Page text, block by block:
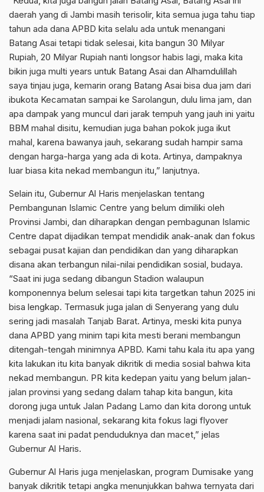
daerah yang di Jambi masih terisolir, kita semua juga tahu tiap
tahun ada dana APBD kita selalu ada untuk menangani
Batang Asai tetapi tidak selesai, kita bangun 30 Milyar
Rupiah, 20 Milyar Rupiah nanti longsor habis lagi, maka kita
bikin juga multi years untuk Batang Asai dan Alhamdulillah
saya tinjau juga, kemarin orang Batang Asai bisa dua jam dari
ibukota Kecamatan sampai ke Sarolangun, dulu lima jam, dan
apa dampak yang muncul dari jarak tempuh yang jauh ini yaitu
BBM mahal disitu, kemudian juga bahan pokok juga ikut
mahal, karena bawanya jauh, sekarang sudah hampir sama
dengan harga-harga yang ada di kota. Artinya, dampaknya
luar biasa kita nekad membangun itu,” lanjutnya.
Selain itu, Gubernur Al Haris menjelaskan tentang
Pembangunan Islamic Centre yang belum dimiliki oleh
Provinsi Jambi, dan diharapkan dengan pembagunan Islamic
Centre dapat dijadikan tempat mendidik anak-anak dan fokus
sebagai pusat kajian dan pendidikan dan yang diharapkan
disana akan terbangun nilai-nilai pendidikan sosial, budaya.
“Saat ini juga sedang dibangun Stadion walaupun
komponennya belum selesai tapi kita targetkan tahun 2025 ini
bisa lengkap. Termasuk juga jalan di Senyerang yang dulu
sering jadi masalah Tanjab Barat. Artinya, meski kita punya
dana APBD yang minim tapi kita mesti berani membangun
ditengah-tengah minimnya APBD. Kami tahu kala itu apa yang
kita lakukan itu kita banyak dikritik di media sosial bahwa kita
nekad membangun. PR kita kedepan yaitu yang belum jalan-
jalan provinsi yang sedang dalam tahap kita bangun, kita
dorong juga untuk Jalan Padang Lamo dan kita dorong untuk
menjadi jalam nasional, sekarang kita fokus lagi flyover
karena saat ini padat penduduknya dan macet,” jelas
Gubernur Al Haris.
Gubernur Al Haris juga menjelaskan, program Dumisake yang
banyak dikritik tetapi angka menunjukkan bahwa ternyata dari